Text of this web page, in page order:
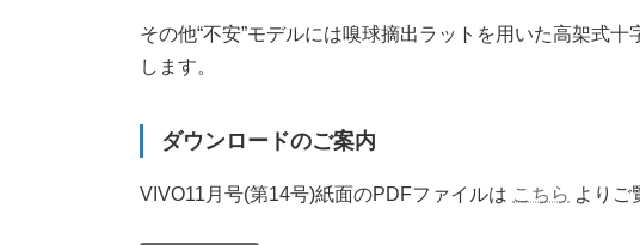
その他“不安”モデルには嗅球摘出ラットを用いた高架式
します。
ダウンロードのご案内
VIVO11月号(第14号)紙面のPDFファイルは こちら よりご